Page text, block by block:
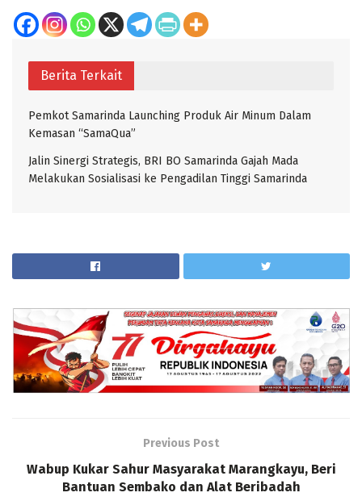
Berita Terkait
Pemkot Samarinda Launching Produk Air Minum Dalam
Kemasan “SamaQua”
Jalin Sinergi Strategis, BRI BO Samarinda Gajah Mada
Melakukan Sosialisasi ke Pengadilan Tinggi Samarinda
Previous Post
Wabup Kukar Sahur Masyarakat Marangkayu, Beri
Bantuan Sembako dan Alat Beribadah